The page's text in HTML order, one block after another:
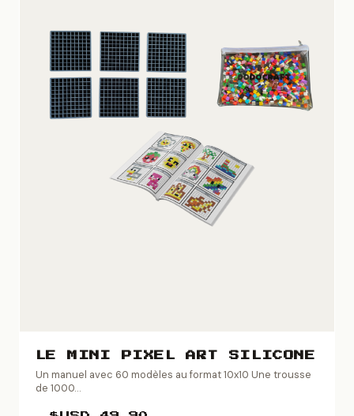
LE MINI PIXEL ART SILICONE
Un manuel avec 60 modèles au format 10x10 Une trousse
de 1000...